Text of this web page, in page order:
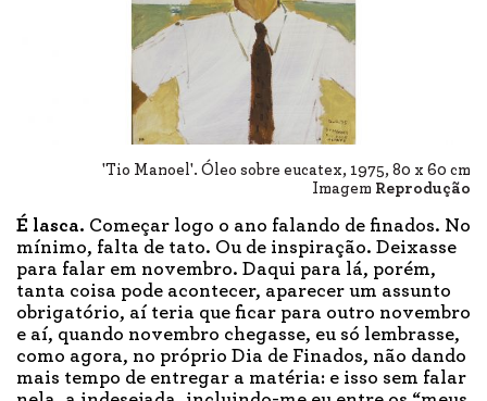
'Tio Manoel'. Óleo sobre eucatex, 1975, 80 x 60 cm
Imagem Reprodução
É lasca. Começar logo o ano falando de finados. No
mínimo, falta de tato. Ou de inspiração. Deixasse
para falar em novembro. Daqui para lá, porém,
tanta coisa pode acontecer, aparecer um assunto
obrigatório, aí teria que ficar para outro novembro
e aí, quando novembro chegasse, eu só lembrasse,
como agora, no próprio Dia de Finados, não dando
mais tempo de entregar a matéria: e isso sem falar